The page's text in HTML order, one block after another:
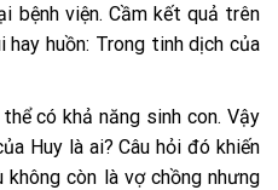
bệnh viện. Cầm kết quả trên
hay huồn: Trong tinh dịch của
có khả năng sinh con. Vậy
Huy là ai? Câu hỏi đó khiến
còn là vợ chồng nhưng